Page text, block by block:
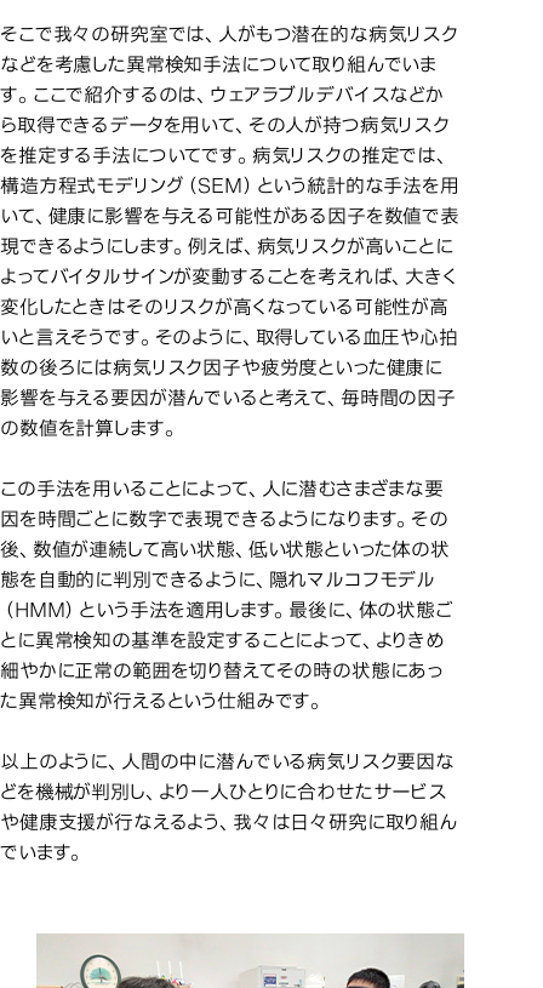
そこで我々の研究室では、人がもつ潜在的な病気リスク
などを考慮した異常検知手法について取り組んでいま
す。ここで紹介するのは、ウェアラブルデバイスなどか
ら取得できるデータを用いて、その人が持つ病気リスク
を推定する手法についてです。病気リスクの推定では、
構造方程式モデリング（SEM）という統計的な手法を用
いて、健康に影響を与える可能性がある因子を数値で表
現できるようにします。例えば、病気リスクが高いことに
よってバイタルサインが変動することを考えれば、大きく
変化したときはそのリスクが高くなっている可能性が高
いと言えそうです。そのように、取得している血圧や心拍
数の後ろには病気リスク因子や疲労度といった健康に
影響を与える要因が潜んでいると考えて、毎時間の因子
の数値を計算します。
この手法を用いることによって、人に潜むさまざまな要
因を時間ごとに数字で表現できるようになります。その
後、数値が連続して高い状態、低い状態といった体の状
態を自動的に判別できるように、隠れマルコフモデル
（HMM）という手法を適用します。最後に、体の状態ご
とに異常検知の基準を設定することによって、よりきめ
細やかに正常の範囲を切り替えてその時の状態にあっ
た異常検知が行えるという仕組みです。
以上のように、人間の中に潜んでいる病気リスク要因な
どを機械が判別し、より一人ひとりに合わせたサービス
や健康支援が行なえるよう、我々は日々研究に取り組ん
でいます。